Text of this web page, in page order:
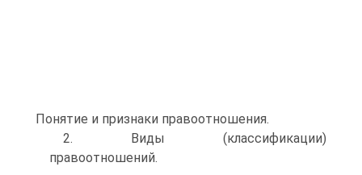
Понятие и признаки правоотношения.
2. Виды (классификации)
правоотношений.